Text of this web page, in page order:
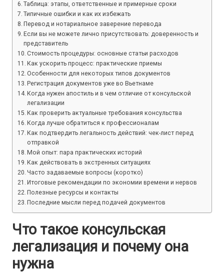
Таблица: этапы, ответственные и примерные сроки
Типичные ошибки и как их избежать
Перевод и нотариальное заверение перевода
Если вы не можете лично присутствовать: доверенность и
представитель
Стоимость процедуры: основные статьи расходов
Как ускорить процесс: практические приемы
Особенности для некоторых типов документов
Регистрация документов уже во Вьетнаме
Когда нужен апостиль и в чем отличие от консульской
легализации
Как проверить актуальные требования консульства
Когда лучше обратиться к профессионалам
Как подтвердить легальность действий: чек-лист перед
отправкой
Мой опыт: пара практических историй
Как действовать в экстренных ситуациях
Часто задаваемые вопросы (коротко)
Итоговые рекомендации по экономии времени и нервов
Полезные ресурсы и контакты
Последние мысли перед подачей документов
Что такое консульская
легализация и почему она
нужна